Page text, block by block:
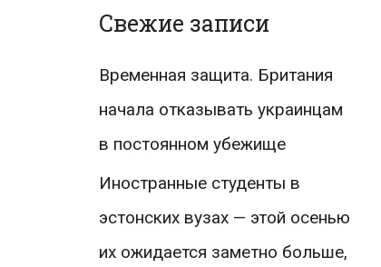
Свежие записи
Временная защита. Британия
начала отказывать украинцам
в постоянном убежище
Иностранные студенты в
эстонских вузах — этой осенью
их ожидается заметно больше,